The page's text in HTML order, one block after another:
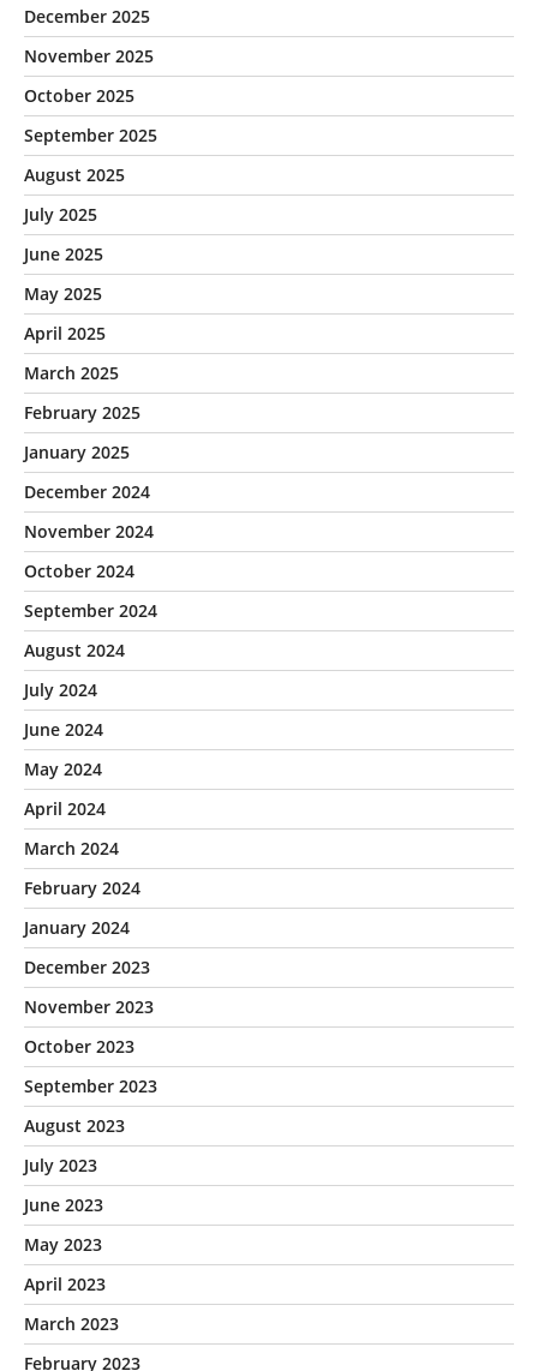
December 2025
November 2025
October 2025
September 2025
August 2025
July 2025
June 2025
May 2025
April 2025
March 2025
February 2025
January 2025
December 2024
November 2024
October 2024
September 2024
August 2024
July 2024
June 2024
May 2024
April 2024
March 2024
February 2024
January 2024
December 2023
November 2023
October 2023
September 2023
August 2023
July 2023
June 2023
May 2023
April 2023
March 2023
February 2023